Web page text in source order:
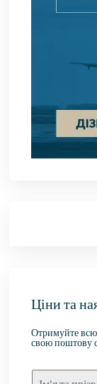
Ціни та
Отримуйте всю
свою поштову